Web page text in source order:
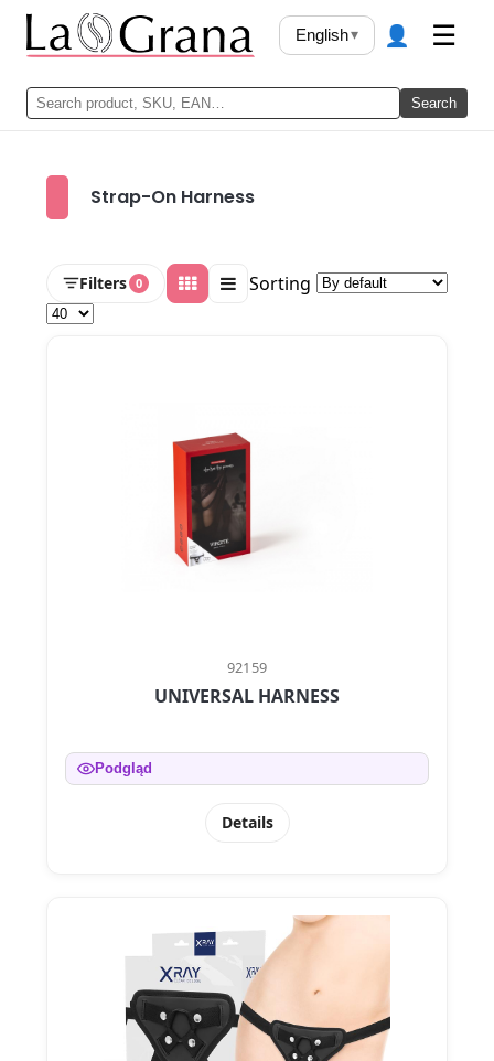
Search
English▾ 👤 ☰
Strap-On Harness
Filters 0 Sorting
92159
UNIVERSAL HARNESS
Podgląd
Details